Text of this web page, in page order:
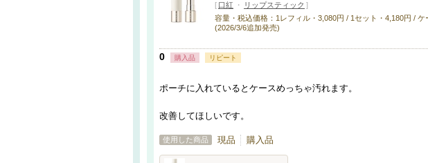
[ 口紅 ・ リップスティック ]
容量・税込価格：1レフィル・3,080円 / 1セット・4,180円 / ケ
(2026/3/6追加発売)
0 購入品 リピート
ポーチに入れているとケースめっちゃ汚れます。
改善してほしいです。
使用した商品 現品 購入品